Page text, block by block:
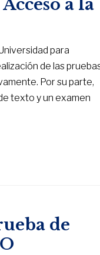
a la
para
de las
Por su parte,
texto y un examen
de